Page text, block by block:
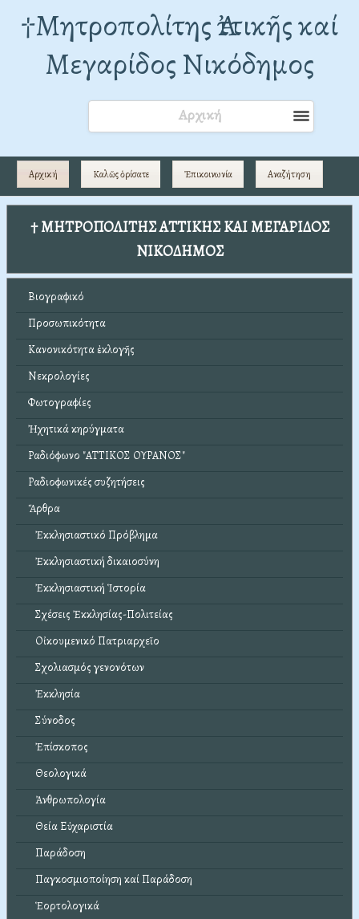
†Mητροπολίτης Ἀττικῆς καί
Μεγαρίδος Νικόδημος
Αρχική
Αρχική Καλῶς ὁρίσατε Ἐπικοινωνία Αναζήτηση
† ΜΗΤΡΟΠΟΛΙΤΗΣ ΑΤΤΙΚΗΣ ΚΑΙ ΜΕΓΑΡΙΔΟΣ
ΝΙΚΟΔΗΜΟΣ
Βιογραφικό
Προσωπικότητα
Κανονικότητα ἐκλογῆς
Νεκρολογίες
Φωτογραφίες
Ἠχητικά κηρύγματα
Ραδιόφωνο "ΑΤΤΙΚΟΣ ΟΥΡΑΝΟΣ"
Ραδιοφωνικές συζητήσεις
Ἄρθρα
Ἐκκλησιαστικό Πρόβλημα
Ἐκκλησιαστική δικαιοσύνη
Ἐκκλησιαστική Ἱστορία
Σχέσεις Ἐκκλησίας-Πολιτείας
Οἰκουμενικό Πατριαρχεῖο
Σχολιασμός γενονότων
Ἐκκλησία
Σύνοδος
Ἐπίσκοπος
Θεολογικά
Ἀνθρωπολογία
Θεία Εὐχαριστία
Παράδοση
Παγκοσμιοποίηση καί Παράδοση
Ἑορτολογικά